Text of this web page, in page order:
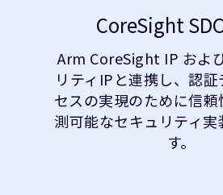
CoreSight
Arm CoreSight IP およ
リティIPと連携し、認
セスの実現のために信
測可能なセキュリティ実
す。